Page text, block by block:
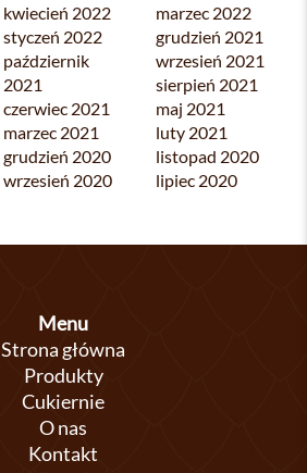
kwiecień 2022
marzec 2022
styczeń 2022
grudzień 2021
październik
2021
wrzesień 2021
sierpień 2021
czerwiec 2021
maj 2021
marzec 2021
luty 2021
grudzień 2020
listopad 2020
wrzesień 2020 lipiec 2020
Menu
Strona główna
Produkty
Cukiernie
O nas
Kontakt